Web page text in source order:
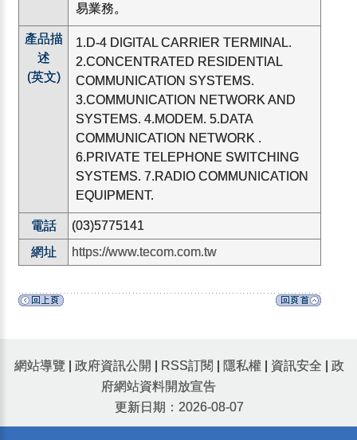
易業務。
產品描
述
(英文)
1.D-4 DIGITAL CARRIER TERMINAL.
2.CONCENTRATED RESIDENTIAL
COMMUNICATION SYSTEMS.
3.COMMUNICATION NETWORK AND
SYSTEMS. 4.MODEM. 5.DATA
COMMUNICATION NETWORK .
6.PRIVATE TELEPHONE SWITCHING
SYSTEMS. 7.RADIO COMMUNICATION
EQUIPMENT.
電話
(03)5775141
網址
https://www.tecom.com.tw
網站導覽 政府資訊公開 RSS訂閱 隱私權 資訊安全
政
府網站資料開放宣告
更新日期：2026-08-07